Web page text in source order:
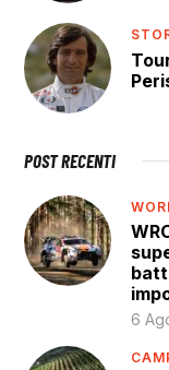
POST RECENTI
6